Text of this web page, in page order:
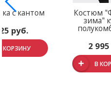
с кантом
руб.
КОРЗИНУ
Костюм
зима"
2
В